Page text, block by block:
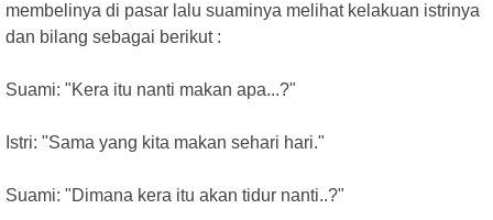
membelinya di pasar lalu suaminya melihat kelakuan istrinya
dan bilang sebagai berikut :
Suami: "Kera itu nanti makan apa...?"
Istri: "Sama yang kita makan sehari hari."
Suami: "Dimana kera itu akan tidur nanti..?"